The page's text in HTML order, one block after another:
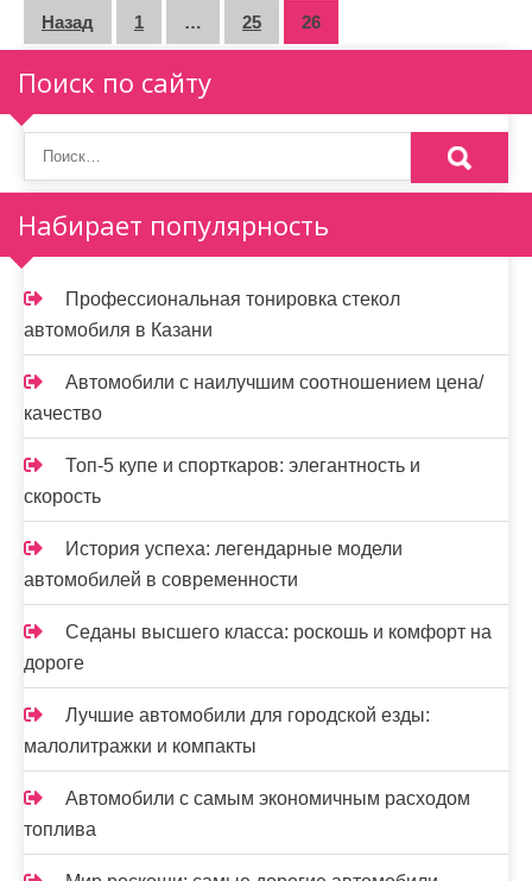
П
а
г
и
н
а
ц
и
я
з
а
п
и
с
е
й
Назад 1 … 25 26
Поиск по сайту
Набирает популярность
Профессиональная тонировка стекол
автомобиля в Казани
Автомобили с наилучшим соотношением цена/
качество
Топ-5 купе и спорткаров: элегантность и
скорость
История успеха: легендарные модели
автомобилей в современности
Седаны высшего класса: роскошь и комфорт на
дороге
Лучшие автомобили для городской езды:
малолитражки и компакты
Автомобили с самым экономичным расходом
топлива